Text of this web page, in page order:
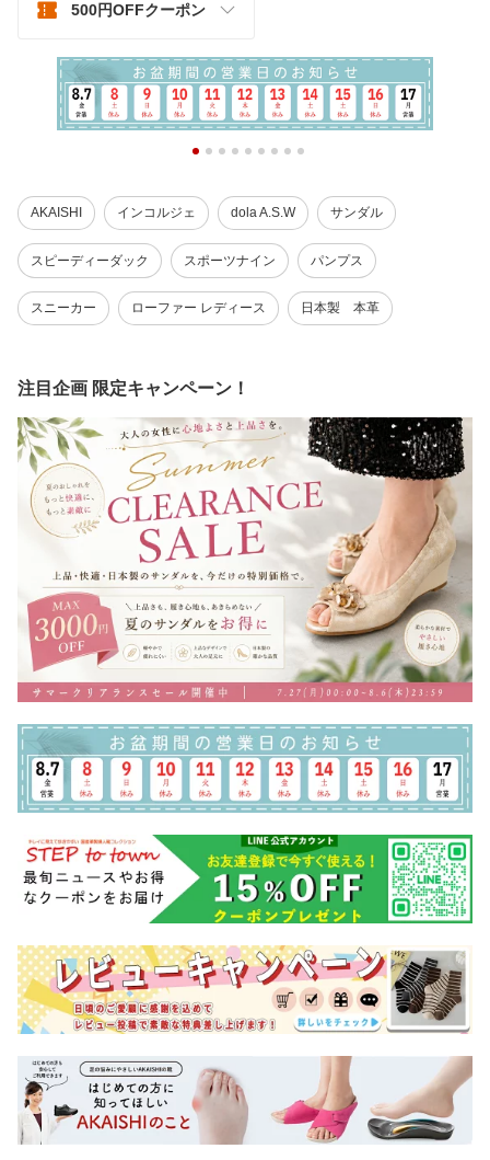
500円OFFクーポン
AKAISHI インコルジェ dola A.S.W サンダル
スピーディーダック スポーツナイン パンプス
スニーカー ローファー レディース 日本製 本革
注目企画 限定キャンペーン！